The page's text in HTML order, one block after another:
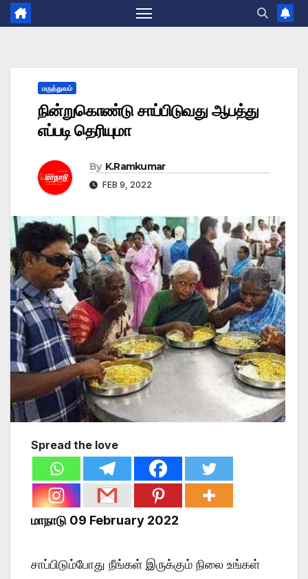
மருத்துவம்
நின்றுகொண்டு சாப்பிடுவது ஆபத்து
எப்படி தெரியுமா
By K.Ramkumar
FEB 9, 2022
Spread the love
மாநாடு 09 February 2022
சாப்பிடும்போது நீங்கள் இருக்கும் நிலை உங்கள்